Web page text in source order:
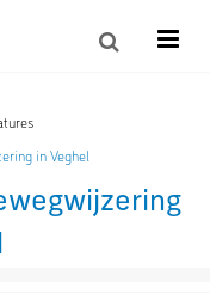
in Veghel